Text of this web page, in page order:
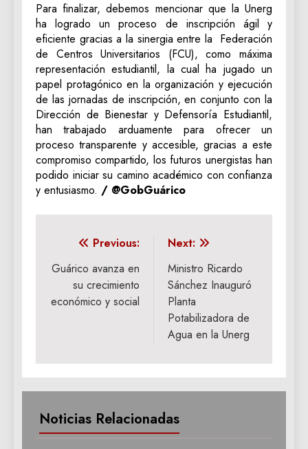
Para finalizar, debemos mencionar que la Unerg
ha logrado un proceso de inscripción ágil y
eficiente gracias a la sinergia entre la Federación
de Centros Universitarios (FCU), como máxima
representación estudiantil, la cual ha jugado un
papel protagónico en la organización y ejecución
de las jornadas de inscripción, en conjunto con la
Dirección de Bienestar y Defensoría Estudiantil,
han trabajado arduamente para ofrecer un
proceso transparente y accesible, gracias a este
compromiso compartido, los futuros unergistas han
podido iniciar su camino académico con confianza
y entusiasmo. / @GobGuárico
Navegación
de
entradas
Previous:
Guárico avanza en
su crecimiento
económico y social
Next:
Ministro Ricardo
Sánchez Inauguró
Planta
Potabilizadora de
Agua en la Unerg
Noticias Relacionadas